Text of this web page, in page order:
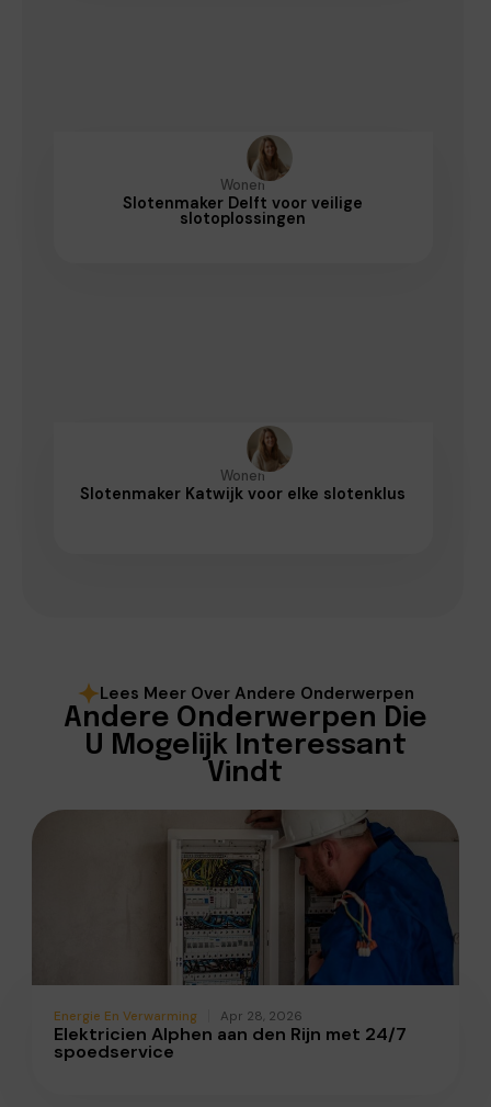
Wonen
Slotenmaker Delft voor veilige
slotoplossingen
Wonen
Slotenmaker Katwijk voor elke slotenklus
Lees Meer Over Andere Onderwerpen
Andere Onderwerpen Die
U Mogelijk Interessant
Vindt
Energie En Verwarming Apr 28, 2026
Elektricien Alphen aan den Rijn met 24/7
spoedservice